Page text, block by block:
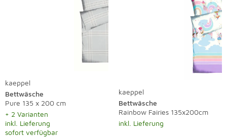
kaeppel
Bettwäsche
Pure 135 x 200 cm
+ 2 Varianten
inkl. Lieferung
sofort verfügbar
kaeppel
Bettwäsche
Rainbow Fairies 135x200cm
inkl. Lieferung